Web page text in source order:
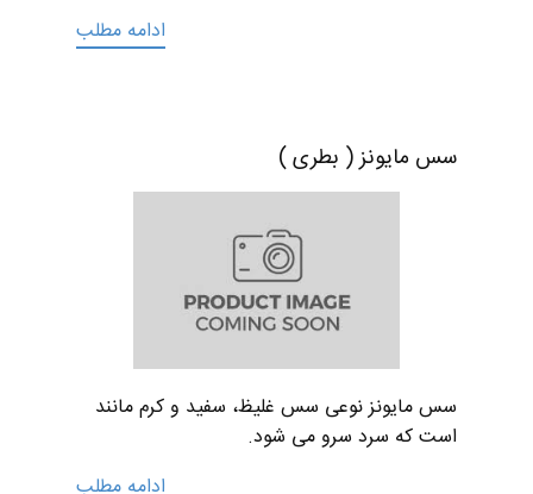
ادامه مطلب
سس مایونز ( بطری )
سس مایونز نوعی سس غلیظ، سفید و کرم مانند
است که سرد سرو می شود.
ادامه مطلب